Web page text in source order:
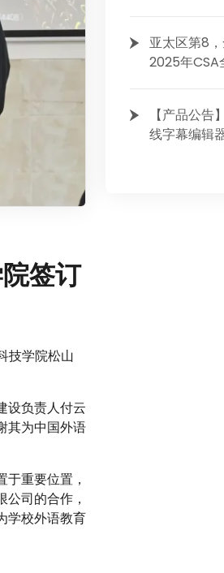
签订
技学院松山
设负责人付云
其为中国外语
重要位置，
司的合作，
学校外语教育
亚太区第8
2025年CSA
【产品公
线字幕编辑